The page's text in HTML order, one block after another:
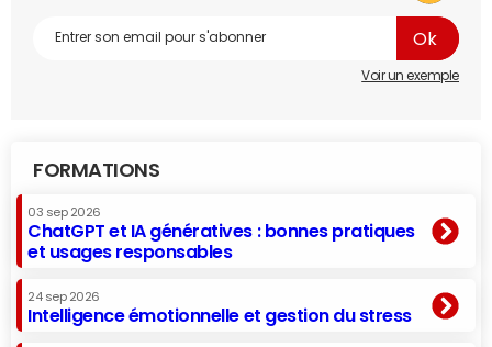
Voir un exemple
FORMATIONS
03 sep 2026
ChatGPT et IA génératives : bonnes pratiques
et usages responsables
24 sep 2026
Intelligence émotionnelle et gestion du stress